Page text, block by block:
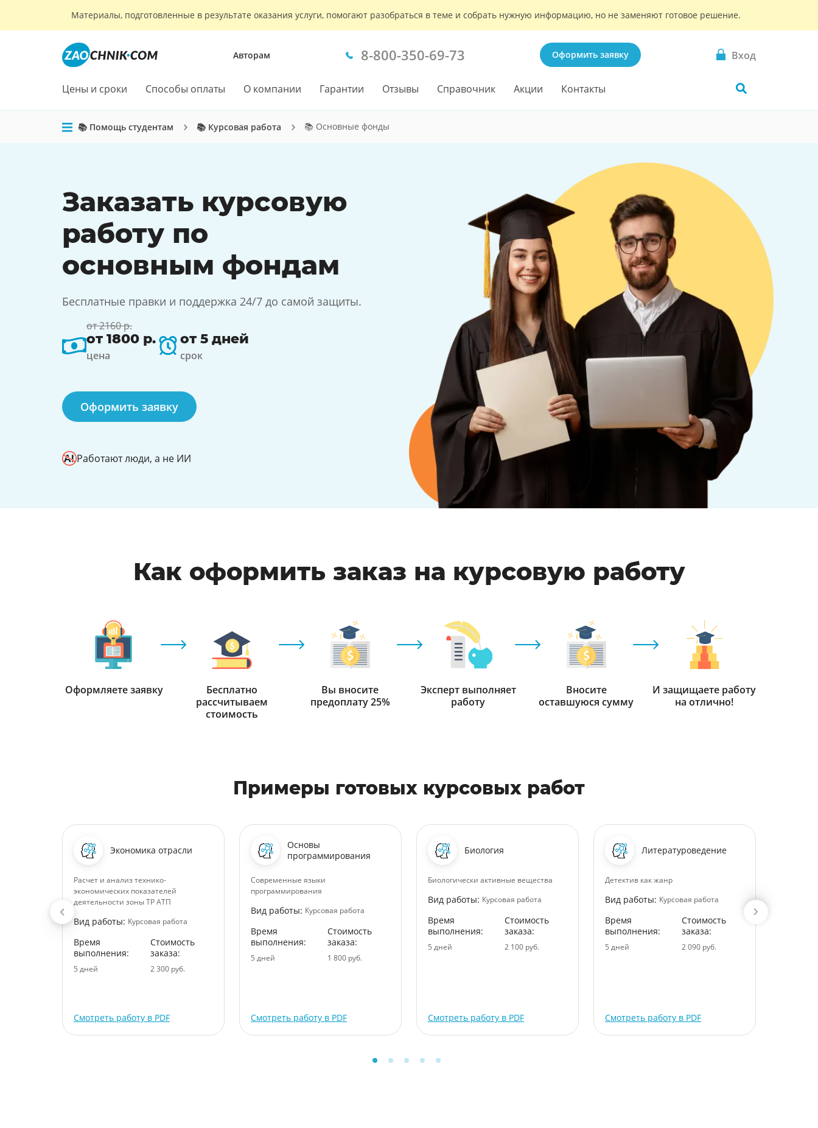
Материалы, подготовленные в результате оказания услуги, помогают разобраться в теме и собрать нужную информацию, но не заменяют готовое решение.
Авторам 8-800-350-69-73 Оформить заявку Вход
Цены и сроки Способы оплаты О компании Гарантии Отзывы Справочник Акции Контакты
📚 Помощь студентам 📚 Курсовая работа 📚 Основные фонды
Заказать курсовую
работу по
основным фондам
Бесплатные правки и поддержка 24/7 до самой защиты.
от 2160 р.
от 1800 р.
цена
от 5 дней
срок
Оформить заявку
Работают люди, а не ИИ
Как оформить заказ на курсовую работу
Оформляете заявку
Бесплатно
рассчитываем
стоимость
Вы вносите
предоплату 25%
Эксперт выполняет
работу
Вносите
оставшуюся сумму
И защищаете работу
на отлично!
Примеры готовых курсовых работ
Экономика отрасли
Расчет и анализ технико-
экономических показателей
деятельности зоны ТР АТП
Вид работы: Курсовая работа
Время
выполнения:
5 дней
Стоимость
заказа:
2 300 руб.
Смотреть работу в PDF
Основы
программирования
Современные языки
программирования
Вид работы: Курсовая работа
Время
выполнения:
5 дней
Стоимость
заказа:
1 800 руб.
Смотреть работу в PDF
Биология
Биологически активные вещества
Вид работы: Курсовая работа
Время
выполнения:
5 дней
Стоимость
заказа:
2 100 руб.
Смотреть работу в PDF
Литературоведение
Детектив как жанр
Вид работы: Курсовая работа
Время
выполнения:
5 дней
Стоимость
заказа:
2 090 руб.
Смотреть работу в PDF